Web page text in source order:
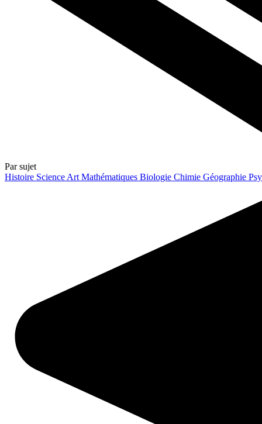
Par sujet
Histoire Science Art Mathématiques Biologie Chimie Géographie